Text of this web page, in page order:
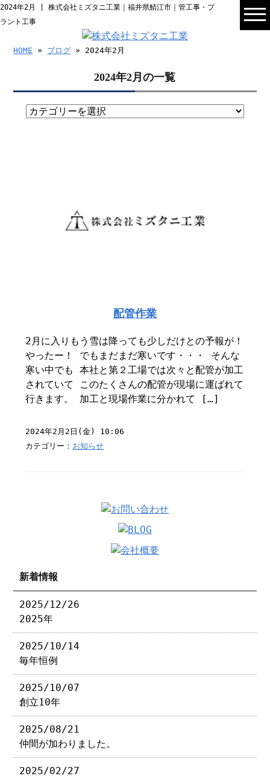
2024年2月 | 株式会社ミズタニ工業｜福井県鯖江市｜管工事・プ
ラント工事
HOME » ブログ » 2024年2月
2024年2月の一覧
配管作業
2月に入りもう雪は降っても少しだけとの予報が！
やったー！ でもまだまだ寒いです・・・ そんな
寒い中でも 本社と第２工場では次々と配管が加工
されていて このたくさんの配管が現場に運ばれて
行きます。 加工と現場作業に分かれて […]
2024年2月2日(金) 10:06
カテゴリー： お知らせ
新着情報
2025/12/26
2025年
2025/10/14
毎年恒例
2025/10/07
創立10年
2025/08/21
仲間が加わりました。
2025/02/27